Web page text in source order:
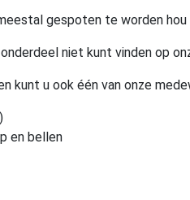
gespoten te worden hou
niet kunt vinden op
kunt u ook één van onze
en bellen